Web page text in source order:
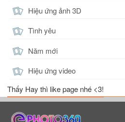
Hiệu ứng ảnh 3D
Tình yêu
Năm mới
Hiệu ứng video
Thấy Hay thì like page nhé <3!